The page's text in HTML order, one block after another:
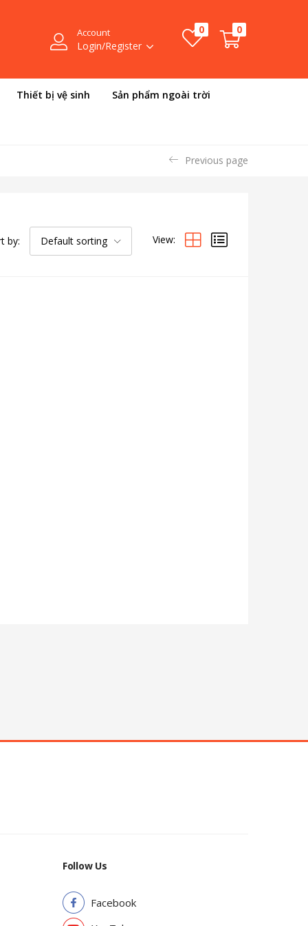
Account
Login/Register
0 0
Thiết bị vệ sinh Sản phẩm ngoài trời
Previous page
by: Default sorting View:
Follow Us
Facebook